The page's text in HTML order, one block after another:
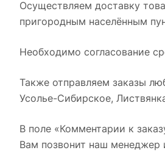
Осуществляем доставку
пригородным населённым
Необходимо согласование
Также отправляем заказы
Усолье-Сибирское,
В поле «Комментарии к
Вам позвонит наш менеджер